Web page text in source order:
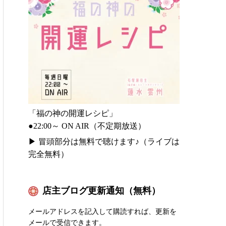
「福の神の開運レシピ」
●22:00～ ON AIR（不定期放送）
▶ 冒頭部分は無料で聴けます♪（ライブは
完全無料）
店主ブログ更新通知（無料）
メールアドレスを記入して購読すれば、更新を
メールで受信できます。